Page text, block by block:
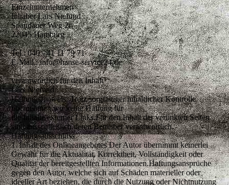
Einzelunternehmen
Inhaber Lars Niefünd
Spandauer Weg 2c
22045 Hamburg
Tel.: 040 - 41 11 79 71
E-Mail.: info@hanse-service24.de
verantwortlich für den Inhalt
Lars Niefünd
Haftungshinweis: Trotz sorgfältiger inhaltlicher Kontrolle
übernehmen wir keine Haftung für
die Inhalte externer Links.Für den Inhalt der verlinkten Seiten
sind ausschließlich deren Betreiber verantwortlich.
Haftungsausschluss
1. Inhalt des Onlineangebotes Der Autor übernimmt keinerlei
Gewähr für die Aktualität, Korrektheit, Vollständigkeit oder
Qualität der bereitgestellten Informationen.Haftungsansprüche
gegen den Autor, welche sich auf Schäden materieller oder
ideeller Art beziehen, die durch die Nutzung oder Nichtnutzung